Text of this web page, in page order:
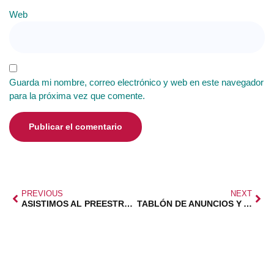
Web
Guarda mi nombre, correo electrónico y web en este navegador
para la próxima vez que comente.
PREVIOUS
ASISTIMOS AL PREESTRENO DE «SIGHT»
NEXT
TABLÓN DE ANUNCIOS Y AVISOS